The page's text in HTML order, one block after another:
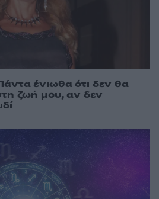
ένιωθα ότι δεν θα
ζωή μου, αν δεν